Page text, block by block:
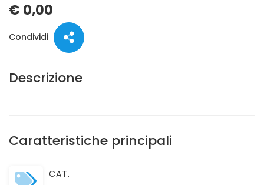
€ 0,00
Condividi
Descrizione
Caratteristiche principali
CAT.